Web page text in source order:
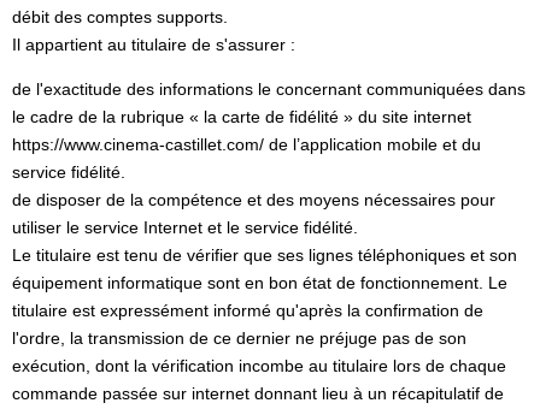
débit des comptes supports.
Il appartient au titulaire de s'assurer :
de l'exactitude des informations le concernant communiquées dans
le cadre de la rubrique « la carte de fidélité » du site internet
https://www.cinema-castillet.com/ de l’application mobile et du
service fidélité.
de disposer de la compétence et des moyens nécessaires pour
utiliser le service Internet et le service fidélité.
Le titulaire est tenu de vérifier que ses lignes téléphoniques et son
équipement informatique sont en bon état de fonctionnement. Le
titulaire est expressément informé qu'après la confirmation de
l'ordre, la transmission de ce dernier ne préjuge pas de son
exécution, dont la vérification incombe au titulaire lors de chaque
commande passée sur internet donnant lieu à un récapitulatif de